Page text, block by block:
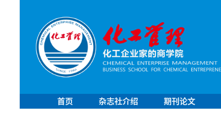
首页 杂志社介绍 期刊论文